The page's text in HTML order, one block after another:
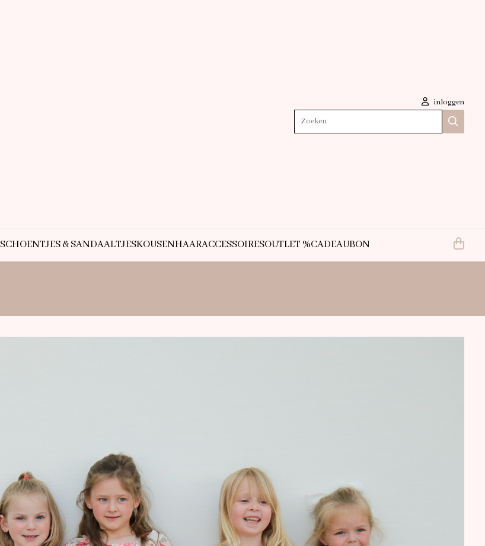
inloggen
Zoeken
SCHOENTJES & SANDAALTJESKOUSENHAARACCESSOIRESOUTLET %CADEAUBON